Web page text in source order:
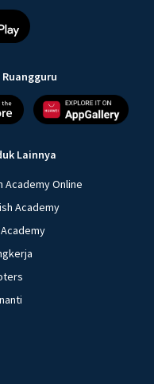
Ruangguru
Lainnya
Academy Online
Academy